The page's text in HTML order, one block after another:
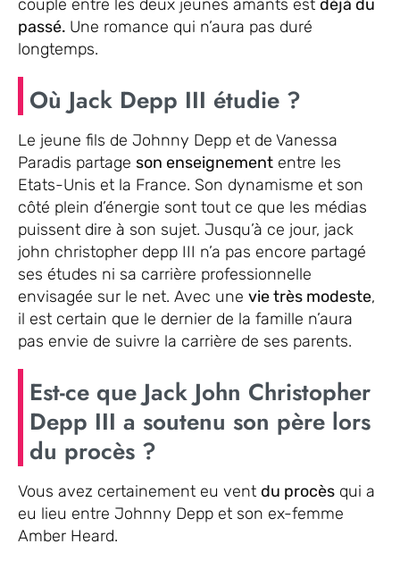
couple entre les deux jeunes amants est déjà du
passé. Une romance qui n’aura pas duré
longtemps.
Où Jack Depp III étudie ?
Le jeune fils de Johnny Depp et de Vanessa
Paradis partage son enseignement entre les
Etats-Unis et la France. Son dynamisme et son
côté plein d’énergie sont tout ce que les médias
puissent dire à son sujet. Jusqu’à ce jour, jack
john christopher depp III n’a pas encore partagé
ses études ni sa carrière professionnelle
envisagée sur le net. Avec une vie très modeste,
il est certain que le dernier de la famille n’aura
pas envie de suivre la carrière de ses parents.
Est-ce que Jack John Christopher
Depp III a soutenu son père lors
du procès ?
Vous avez certainement eu vent du procès qui a
eu lieu entre Johnny Depp et son ex-femme
Amber Heard.